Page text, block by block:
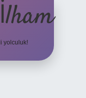
yolculuk!